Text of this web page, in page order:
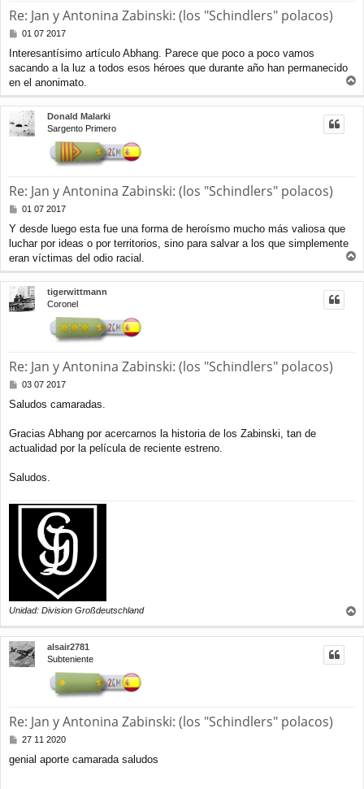
Re: Jan y Antonina Zabinski: (los "Schindlers" polacos)
M
n
s
a
j
e
01 07 2017
Interesantísimo artículo Abhang. Parece que poco a poco vamos
sacando a la luz a todos esos héroes que durante año han permanecido
en el anonimato.
r
r
Donald Malarki
Sargento Primero
Re: Jan y Antonina Zabinski: (los "Schindlers" polacos)
M
n
s
a
j
e
01 07 2017
Y desde luego esta fue una forma de heroísmo mucho más valiosa que
luchar por ideas o por territorios, sino para salvar a los que simplemente
eran víctimas del odio racial.
r
r
tigerwittmann
Coronel
Re: Jan y Antonina Zabinski: (los "Schindlers" polacos)
M
n
a
j
03 07 2017
Saludos camaradas.
Gracias Abhang por acercarnos la historia de los Zabinski, tan de
actualidad por la película de reciente estreno.
Saludos.
Unidad: Division Großdeutschland
r
r
alsair2781
Subteniente
Re: Jan y Antonina Zabinski: (los "Schindlers" polacos)
M
n
27 11 2020
genial aporte camarada saludos